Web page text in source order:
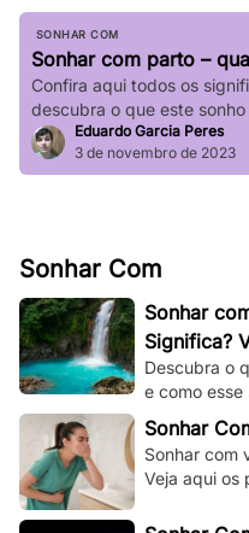
SONHAR COM
Sonhar com parto –
Confira aqui todos os
descubra o que este
sobre a sua vida.
Eduardo Garcia Peres
3 de novembro de 2023
Sonhar Com
Sonhar
Significa?
Descubra o
e como
Explore os
psicológicos!
Sonhar
Sonhar com
Veja aqui os